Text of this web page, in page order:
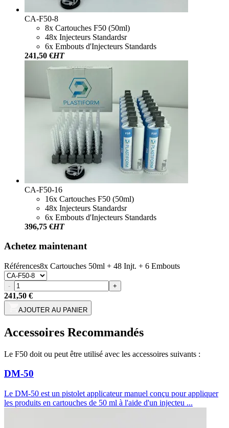
CA-F50-8
8x Cartouches F50 (50ml)
48x Injecteurs Standardsr
6x Embouts d'Injecteurs Standards
241,50 €HT
CA-F50-16
16x Cartouches F50 (50ml)
48x Injecteurs Standardsr
6x Embouts d'Injecteurs Standards
396,75 €HT
Achetez maintenant
Références8x Cartouches 50ml + 48 Injt. + 6 Embouts
- +
241,50 €
AJOUTER AU PANIER
Accessoires Recommandés
Le F50 doit ou peut être utilisé avec les accessoires suivants :
DM-50
Le DM-50 est un pistolet applicateur manuel conçu pour appliquer
les produits en cartouches de 50 ml à l'aide d'un injecteu ...